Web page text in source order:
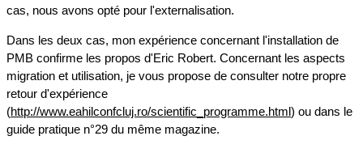
cas, nous avons opté pour l'externalisation.
Dans les deux cas, mon expérience concernant l'installation de
PMB confirme les propos d'Eric Robert. Concernant les aspects
migration et utilisation, je vous propose de consulter notre propre
retour d'expérience
(http://www.eahilconfcluj.ro/scientific_programme.html) ou dans le
guide pratique n°29 du même magazine.